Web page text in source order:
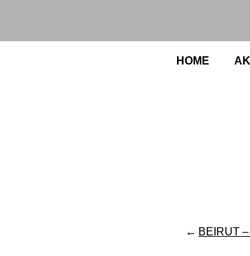
springen
Suche
HOME
BEIRUT